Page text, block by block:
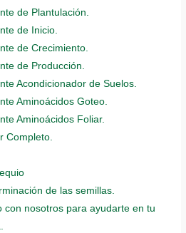
de Plantulación.
de Inicio.
de Crecimiento.
de Producción.
Acondicionador de Suelos.
Aminoácidos Goteo.
Aminoácidos Foliar.
Completo.
de las semillas.
con nosotros para ayudarte en tu